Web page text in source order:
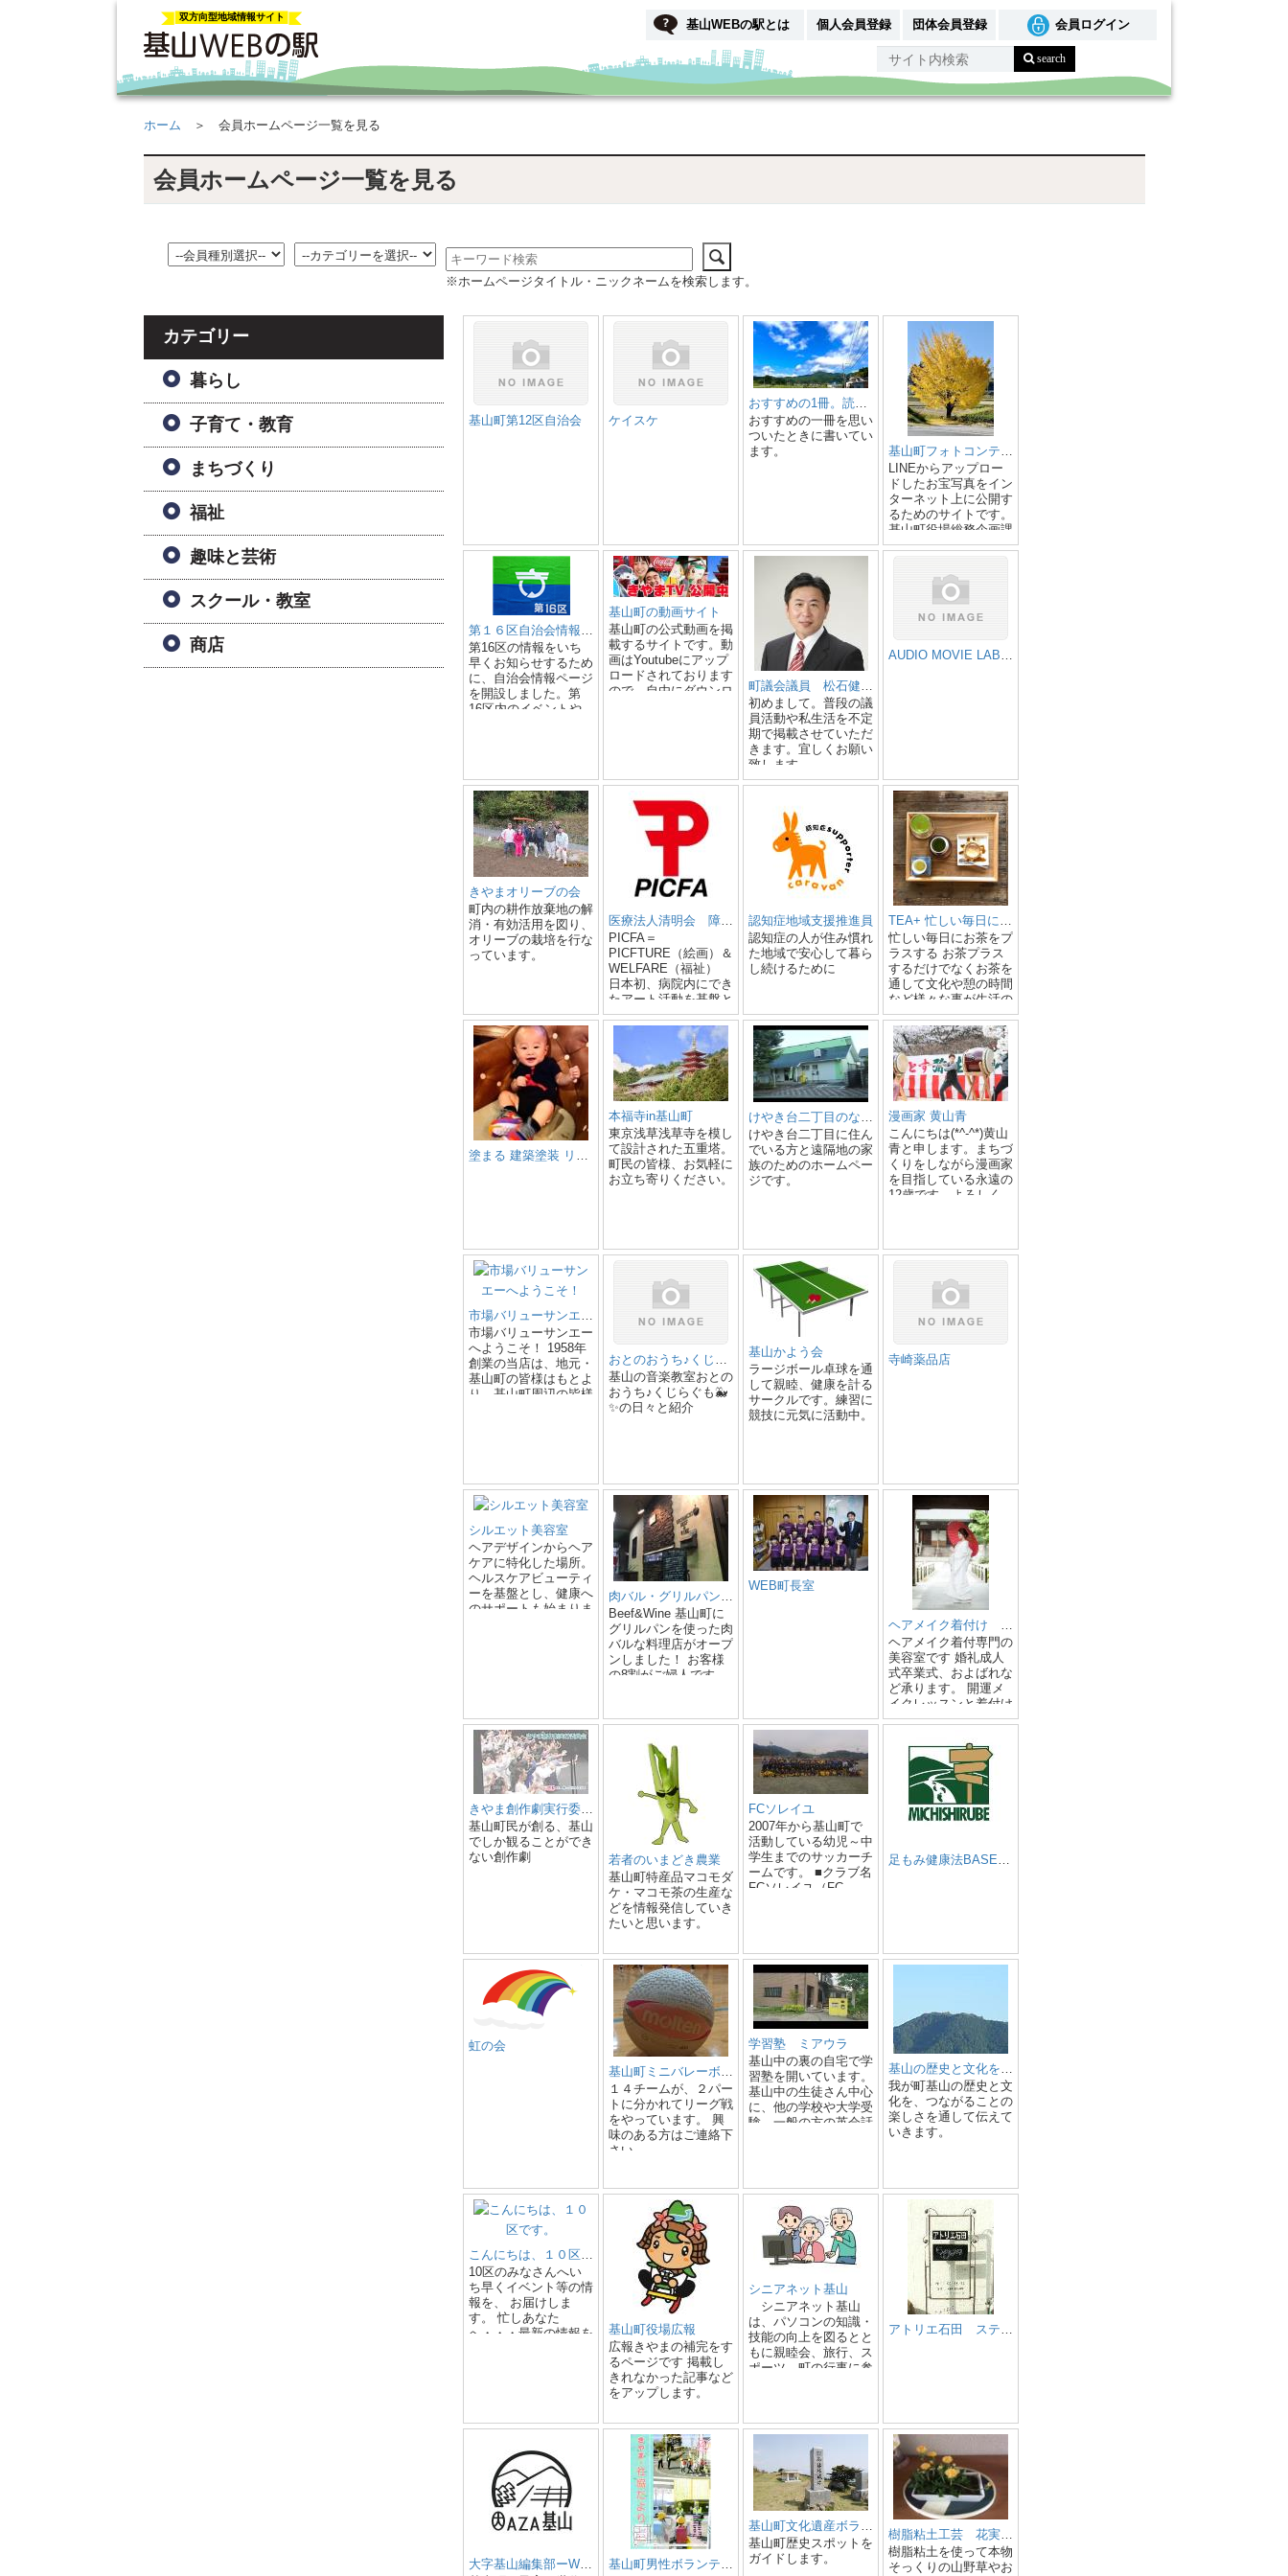
双方向型地域情報サイト
基山WEBの駅とは 個人会員登録 団体会員登録 会員ログイン
ホーム ＞ 会員ホームページ一覧を見る
会員ホームページ一覧を見る
※ホームページタイトル・ニックネームを検索します。
基山町第12区自治会 ケイスケ
おすすめの1冊。読書日記
おすすめの一冊を思い
ついたときに書いてい
ます。
基山町フォトコンテスト
LINEからアップロー
ドしたお宝写真をイン
ターネット上に公開す
るためのサイトです。
基山町役場総務企画課
が運営します。
第１６区自治会情報ページ
第16区の情報をいち
早くお知らせするため
に、自治会情報ページ
を開設しました。第
16区内のイベントや
基山町の動画サイト
基山町の公式動画を掲
載するサイトです。動
画はYoutubeにアップ
ロードされております
ので、自由にダウンロ
町議会議員 松石健児の徒然日記
初めまして。普段の議
員活動や私生活を不定
期で掲載させていただ
きます。宜しくお願い
致します。
AUDIO MOVIE LABORATORY
きやまオリーブの会
町内の耕作放棄地の解
消・有効活用を図り、
オリーブの栽培を行な
っています。
医療法人清明会 障害福祉サービス事業所PICFA
PICFA＝
PICFTURE（絵画）＆
WELFARE（福祉）
日本初、病院内にでき
たアート活動を基盤と
した就労支援施設。ア
ートを創作活動のベー
スとし、メンバーのお
仕事支援をしていま
す。アートデザインに
関するお仕事のご依
頼、施設見学等、ご相
談ありましたらお気軽
にご連絡ください。
認知症地域支援推進員
認知症の人が住み慣れ
た地域で安心して暮ら
し続けるために
TEA+ 忙しい毎日にお茶をプラスする
忙しい毎日にお茶をプ
ラスする お茶プラス
するだけでなくお茶を
通して文化や憩の時間
など様々な事が生活の
中にプラスされていき
ます。
塗まる 建築塗装 リフォーム
本福寺in基山町
東京浅草浅草寺を模し
て設計された五重塔。
町民の皆様、お気軽に
お立ち寄りください。
けやき台二丁目のなかまたち
けやき台二丁目に住ん
でいる方と遠隔地の家
族のためのホームペー
ジです。
漫画家 黄山青
こんにちは(*^-^*)黄山
青と申します。まちづ
くりをしながら漫画家
を目指している永遠の
12歳です。よろしく
市場バリューサンエーへようこそ！
市場バリューサンエー
へようこそ！ 1958年
創業の当店は、地元・
基山町の皆様はもとよ
り、基山町周辺の皆様
す。 どうぞ、末永く
ご利用いただけますよ
す。
おとのおうち♪くじらぐも🐳✨（基山のピアノ教室、わらべうた幼児教室
基山の音楽教室おとの
おうち♪くじらぐも🐳
✨の日々と紹介
基山かよう会
ラージボール卓球を通
して親睦、健康を計る
サークルです。練習に
競技に元気に活動中。
寺崎薬品店
シルエット美容室
ヘアデザインからヘア
ケアに特化した場所。
ヘルスケアビューティ
ーを基盤とし、健康へ
のサポートも始まりま
肉バル・グリルパン料理 うえちゃん家
Beef&Wine 基山町に
グリルパンを使った肉
バルな料理店がオープ
ンしました！ お客様
の8割がご婦人です。
はインダストリアルイ
ブルックリンスタイ
ル。 話題のヘルシー
な黒毛牛赤身ステーキ
とワインでゆったりと
した時間をお楽しみく
WEB町長室
ヘアメイク着付け 杠（ゆずりは）
ヘアメイク着付専門の
美容室です 婚礼成人
式卒業式、およばれな
ど承ります。 開運メ
イクレッスンと着付け
教室 タンスに眠って
か 高額なお免状はあ
りません さらっと着
れるようになる着付教
室です お気軽にお問
い合わせください
きやま創作劇実行委員会
基山町民が創る、基山
でしか観ることができ
ない創作劇
若者のいまどき農業
基山町特産品マコモダ
ケ・マコモ茶の生産な
どを情報発信していき
たいと思います。
FCソレイユ
2007年から基山町で
活動している幼児～中
学生までのサッカーチ
ームです。 ■クラブ名
FCソレイユ（FC
（一体感）の輝き ・
夢への挑戦の輝き 3つ
を軸として選手には輝
いてほしいと願ってい
ます。 ■クラブ理念
サッカーを通じた人材
育成と地域への貢献 ■
クラブ方針 1、年代に
応じた伸びる指導。
2、【三位一体（選
手・指導者・保護者）
る環境つくり、また学
校との連携も努めてい
く。】 3、生涯スポー
ツとして、すべての人
がサッカーを楽しめる
環境つくり。 ■指導方
針 ☆輝ける選手を目
指して ①夢（目標）
へ、本気で取り組む。
②チームの一員として
責任のある行動ができ
る。 ③自分の個性
ることができる（自立
持を伝えられる ⑥気
付ける 上記のような
選手を目指し、育成、
指導を行っています。
足もみ健康法BASE 道標
虹の会
基山町ミニバレーボール協会
１４チームが、２パー
トに分かれてリーグ戦
をやっています。 興
味のある方はご連絡下
さい。
学習塾 ミアウラ
基山中の裏の自宅で学
習塾を開いています。
基山中の生徒さん中心
に、他の学校や大学受
験、一般の方の英会話
基山の歴史と文化を語り継ぐ会
我が町基山の歴史と文
化を、つながることの
楽しさを通して伝えて
いきます。
こんにちは、１０区です。
10区のみなさんへい
ち早くイベント等の情
報を、 お届けしま
す。 忙しあなた
へ・・・最新の情報を
基山町役場広報
広報きやまの補完をす
るページです 掲載し
きれなかった記事など
をアップします。
シニアネット基山
シニアネット基山
は、パソコンの知識・
技能の向上を図るとと
もに親睦会、旅行、ス
ポーツ、町の行事に参
りに励んでいます。併
せて、シニアの経験や
知識を活かして地域に
貢献するため活動して
います。 ◎ パソ
コン勉強会（毎週）
・木曜日
13:00～15:00
・日曜日
10:00～12:00
アトリエ石田 ステンドグラス フュージング 教室
大字基山編集部ーWEBの駅分室
基山町男性ボランティアの会
基山町文化遺産ボランティアガイド
基山町歴史スポットを
ガイドします。
樹脂粘土工芸 花実アート 基山教室
樹脂粘土を使って本物
そっくりの山野草やお
カテゴリー
暮らし
子育て・教育
まちづくり
福祉
趣味と芸術
スクール・教室
商店